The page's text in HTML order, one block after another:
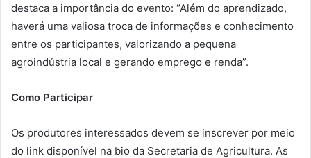
destaca a importância do evento: “Além do aprendizado,
haverá uma valiosa troca de informações e conhecimento
entre os participantes, valorizando a pequena
agroindústria local e gerando emprego e renda”.
Como Participar
Os produtores interessados devem se inscrever por meio
do link disponível na bio da Secretaria de Agricultura. As